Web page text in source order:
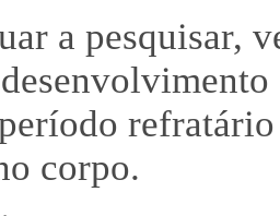
a pesquisar,
corpo.